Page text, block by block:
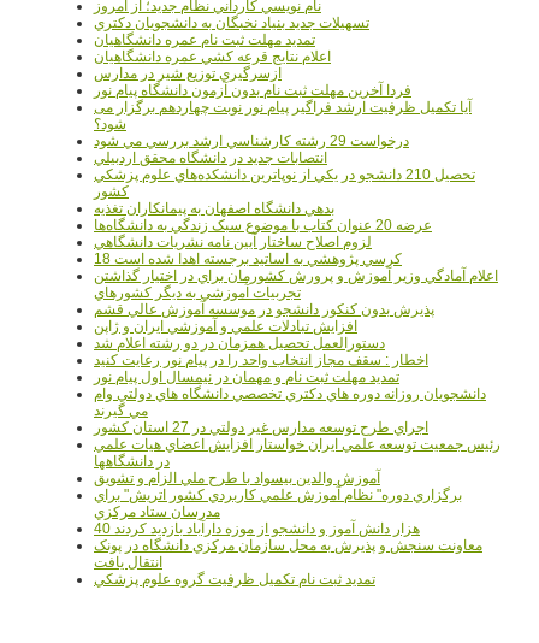
نام نويسي کارداني نظام جديد؛ از امروز
تسهيلات جديد بنياد نخبگان به دانشجويان دکتري
تمديد مهلت ثبت نام عمره دانشگاهيان
اعلام نتايج قرعه کشي عمره دانشگاهيان
ازسرگيري توزيع شير در مدارس
فردا آخرین مهلت ثبت نام بدون آزمون دانشگاه پیام نور
آیا تکمیل ظرفیت ارشد فراگیر پیام نور نوبت چهاردهم برگزار می
شود؟
درخواست 29 رشته کارشناسي ارشد بررسي مي شود
انتصابات جديد در دانشگاه محقق اردبيلي
تحصيل 210 دانشجو در يکي از نوپاترين دانشکده‌هاي علوم پزشکي
کشور
بدهي دانشگاه اصفهان به پيمانکاران تغذيه
عرضه 20 عنوان کتاب با موضوع سبک زندگي به دانشگاه‌ها
لزوم اصلاح ساختار آيين نامه نشريات دانشگاهي
18 کرسي پژوهشي به اساتيد برجسته اهدا شده است
اعلام آمادگي وزير آموزش و پرورش کشورمان براي در اختيار گذاشتن
تجربيات آموزشي به ديگر کشورهاي
پذيرش بدون کنکور دانشجو در موسسه آموزش عالي قشم
افزايش تبادلات علمي و آموزشي ايران و ژاپن
دستورالعمل تحصیل همزمان در دو رشته اعلام شد
اخطار : سقف مجاز انتخاب واحد را در پیام نور رعایت کنید
تمدید مهلت ثبت نام و مهمان در نیمسال اول پیام نور
دانشجويان روزانه دوره هاي دكتري تخصصي دانشگاه هاي دولتي وام
مي گيرند
اجراي طرح توسعه مدارس غير دولتي در 27 استان کشور
رئيس جمعيت توسعه علمي ايران خواستار افزايش اعضاي هيات علمي
در دانشگاهها
آموزش والدين بيسواد با طرح ملي الزام و تشويق
برگزاري دوره" نظام آموزش علمي كاربردي كشور اتريش" براي
مدرسان ستاد مرکزي
40 هزار دانش آموز و دانشجو از موزه دارآباد بازديد کردند
معاونت سنجش و پذيرش به محل سازمان مرکزي دانشگاه در پونک
انتقال يافت
تمديد ثبت نام تکميل ظرفيت گروه علوم پزشکي